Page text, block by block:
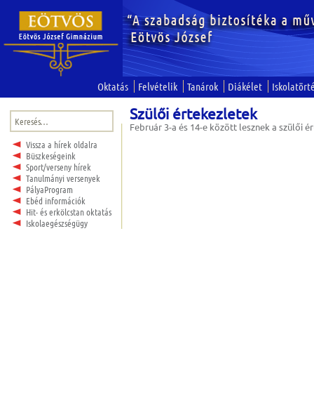
Oktatás Felvételik Tanárok Diákélet
Keresés:
Vissza a hírek oldalra
Büszkeségeink
Sport/verseny hírek
Tanulmányi versenyek
PályaProgram
Ebéd információk
Hit- és erkölcstan oktatás
Iskolaegészségügy
Szülői értekezletek
Február 3-a és 14-e között lesznek a szülői